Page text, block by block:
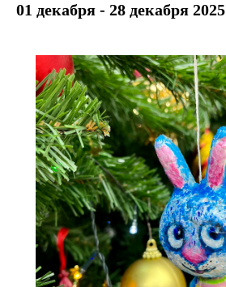
01 декабря - 28 декабря 2025